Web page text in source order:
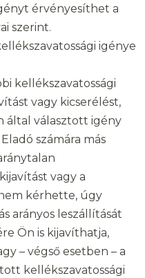
érvényesíthet a
szerint.
igénye
kellékszavatossági
vagy kicserélést,
által választott igény
számára más
vagy a
kérhette, úgy
arányos leszállítását
Ön is kijavíthatja,
– végső esetben – a
kellékszavatossági